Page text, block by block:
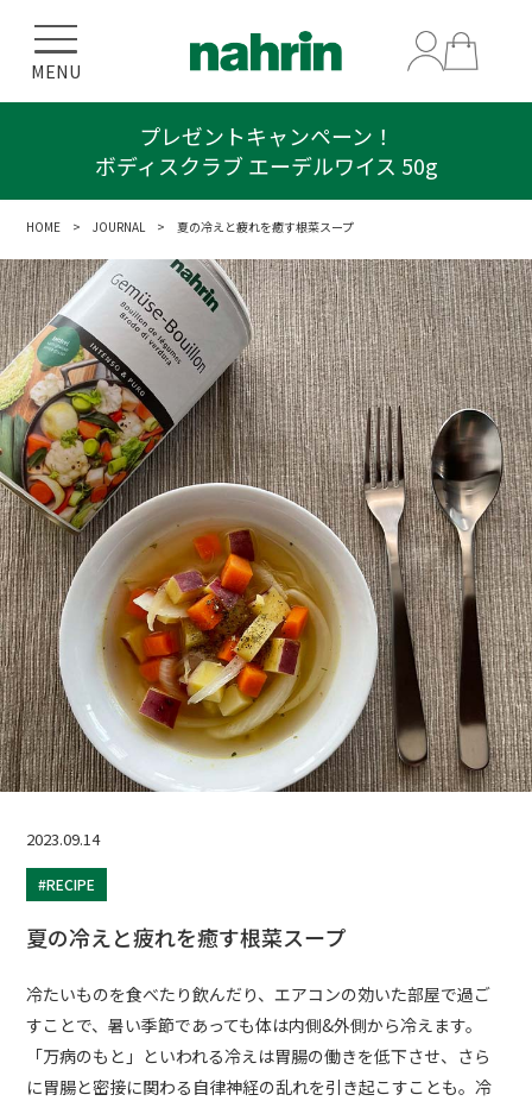
MENU
プレゼントキャンペーン！
ボディスクラブ エーデルワイス 50g
エーデルワイスシリーズをご購入で
クリアポーチプレゼント！
HOME >JOURNAL> 夏の冷えと疲れを癒す根菜スープ
2023.09.14
#RECIPE
夏の冷えと疲れを癒す根菜スープ
冷たいものを食べたり飲んだり、エアコンの効いた部屋で過ご
すことで、暑い季節であっても体は内側&外側から冷えます。
「万病のもと」といわれる冷えは胃腸の働きを低下させ、さら
に胃腸と密接に関わる自律神経の乱れを引き起こすことも。冷